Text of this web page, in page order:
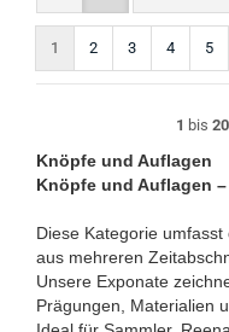
1 2 3 4 5
1 bis 20
Knöpfe und Auflagen
Knöpfe und Auflagen
Diese Kategorie
aus mehreren
Unsere Exponate
Prägungen, Materialien